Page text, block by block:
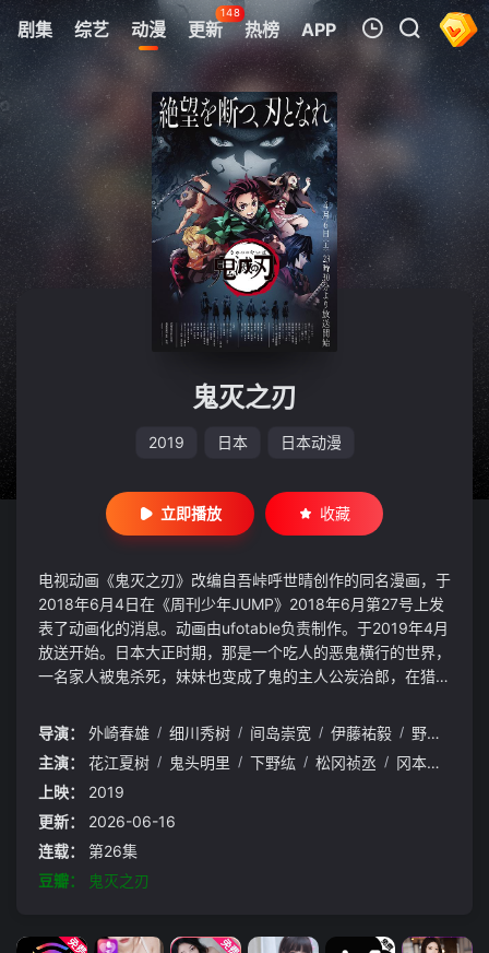
剧集 综艺 动漫 更新
148
热榜 APP
我的观影记录
暂无观看影片的记录
鬼灭之刃
2019 日本 日本动漫
立即播放 收藏
电视动画《鬼灭之刃》改编自吾峠呼世晴创作的同名漫画，于
2018年6月4日在《周刊少年JUMP》2018年6月第27号上发
表了动画化的消息。动画由ufotable负责制作。于2019年4月
放送开始。日本大正时期，那是一个吃人的恶鬼横行的世界，
一名家人被鬼杀死，妹妹也变成了鬼的主人公炭治郎，在猎鬼
祢豆子变回人类，为了讨伐杀害家人的恶鬼，为了斩断悲伤的
导演： 外崎春雄 / 细川秀树 / 间岛崇宽 / 伊藤祐毅 / 野中卓也
主演： 花江夏树 / 鬼头明里 / 下野纮 / 松冈祯丞 / 冈本信彦
上映：
2019
更新：
2026-06-16
连载：
第26集
豆瓣：
鬼灭之刃